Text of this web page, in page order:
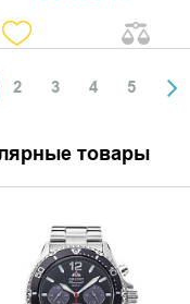
2 3 4 5
товары
ДОБАВИТЬ В КОРЗИНУ